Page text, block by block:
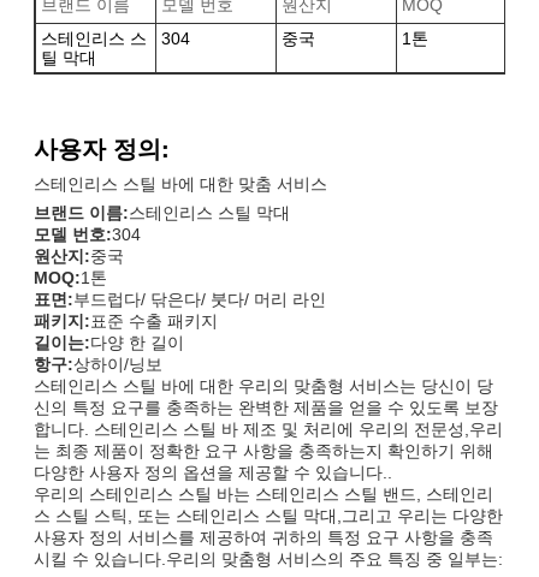
브랜드 이름
모델 번호 원산지 MOQ
스테인리스 스
틸 막대
304 중국 1톤
사용자 정의:
스테인리스 스틸 바에 대한 맞춤 서비스
브랜드 이름:스테인리스 스틸 막대
모델 번호:304
원산지:중국
MOQ:1톤
표면:부드럽다/ 닦은다/ 붓다/ 머리 라인
패키지:표준 수출 패키지
길이는:다양 한 길이
항구:상하이/닝보
스테인리스 스틸 바에 대한 우리의 맞춤형 서비스는 당신이 당
신의 특정 요구를 충족하는 완벽한 제품을 얻을 수 있도록 보장
합니다. 스테인리스 스틸 바 제조 및 처리에 우리의 전문성,우리
는 최종 제품이 정확한 요구 사항을 충족하는지 확인하기 위해
다양한 사용자 정의 옵션을 제공할 수 있습니다..
우리의 스테인리스 스틸 바는 스테인리스 스틸 밴드, 스테인리
스 스틸 스틱, 또는 스테인리스 스틸 막대,그리고 우리는 다양한
사용자 정의 서비스를 제공하여 귀하의 특정 요구 사항을 충족
시킬 수 있습니다.우리의 맞춤형 서비스의 주요 특징 중 일부는: